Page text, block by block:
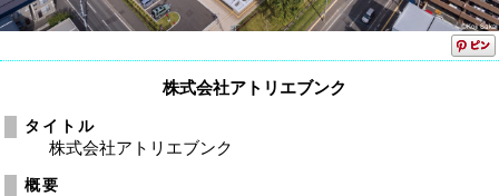
株式会社アトリエブンク
タイトル
株式会社アトリエブンク
概要